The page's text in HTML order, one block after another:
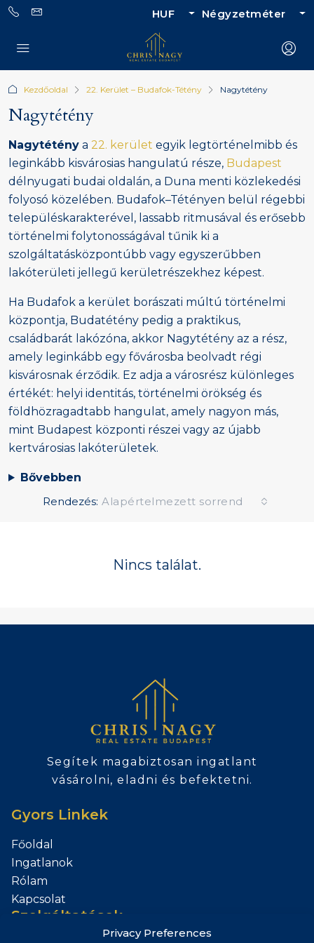
Privacy Preferences
HUF Négyzetméter
Kezdőoldal 22. Kerület – Budafok-Tétény Nagytétény
Nagytétény
Nagytétény a 22. kerület egyik legtörténelmibb és
leginkább kisvárosias hangulatú része, Budapest
délnyugati budai oldalán, a Duna menti közlekedési
folyosó közelében. Budafok–Tétényen belül régebbi
településkarakterével, lassabb ritmusával és erősebb
történelmi folytonosságával tűnik ki a
szolgáltatásközpontúbb vagy egyszerűbben
lakóterületi jellegű kerületrészekhez képest.
Ha Budafok a kerület borászati múltú történelmi
központja, Budatétény pedig a praktikus,
családbarát lakózóna, akkor Nagytétény az a rész,
amely leginkább egy fővárosba beolvadt régi
kisvárosnak érződik. Ez adja a városrész különleges
értékét: helyi identitás, történelmi örökség és
földhözragadtabb hangulat, amely nagyon más,
mint Budapest központi részei vagy az újabb
kertvárosias lakóterületek.
Bővebben
Rendezés: Alapértelmezett sorrend
Nincs találat.
Segítek magabiztosan ingatlant
vásárolni, eladni és befektetni.
Gyors Linkek
Főoldal
Ingatlanok
Rólam
Kapcsolat
Szolgáltatások